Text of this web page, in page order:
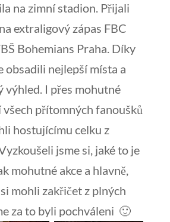
na zimní stadion. Přijali
extraligový zápas FBC
Bohemians Praha. Díky
obsadili nejlepší místa a
výhled. I přes mohutné
přítomných fanoušků
hostujícímu celku z
jsme si, jaké to je
mohutné akce a hlavně,
mohli zakřičet z plných
za to byli pochváleni 🙂